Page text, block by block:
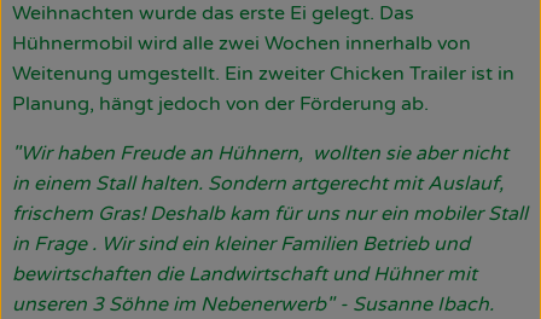
Weihnachten wurde das erste Ei gelegt. Das
Hühnermobil wird alle zwei Wochen innerhalb von
Weitenung umgestellt. Ein zweiter Chicken Trailer ist in
Planung, hängt jedoch von der Förderung ab.
"Wir haben Freude an Hühnern, wollten sie aber nicht
in einem Stall halten. Sondern artgerecht mit Auslauf,
frischem Gras! Deshalb kam für uns nur ein mobiler Stall
in Frage . Wir sind ein kleiner Familien Betrieb und
bewirtschaften die Landwirtschaft und Hühner mit
unseren 3 Söhne im Nebenerwerb" - Susanne Ibach.